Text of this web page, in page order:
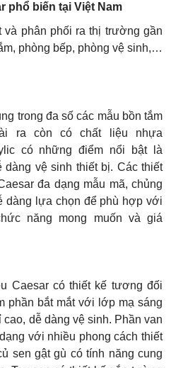
phổ biến tại Việt Nam
và phân phối ra thị trường gần
phòng bếp, phòng vệ sinh,…
trong đa số các mẫu bồn tắm
ra còn có chất liệu nhựa
có những điểm nổi bật là
vệ sinh thiết bị. Các thiết
đa dạng mẫu mã, chủng
dàng lựa chọn để phù hợp với
năng mong muốn và giá
Caesar có thiết kế tương đối
phần bắt mắt với lớp mạ sáng
dễ dàng vệ sinh. Phần van
với nhiều phong cách thiết
sen gật gù có tính năng cung